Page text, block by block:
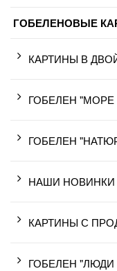
ГОБЕЛЕНОВЫЕ
КАРТИНЫ В
ГОБЕЛЕН
ГОБЕЛЕН
НАШИ НОВИНКИ
КАРТИНЫ С
ГОБЕЛЕН